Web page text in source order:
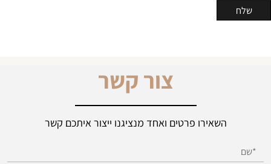
צור קשר
השאירו פרטים ואחד מנציגנו ייצור איתכם קשר